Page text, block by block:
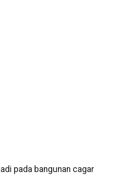
pada bangunan cagar